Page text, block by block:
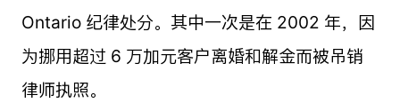
Ontario 纪律处分。其中一次是在 2002 年，因
为挪用超过 6 万加元客户离婚和解金而被吊销
律师执照。